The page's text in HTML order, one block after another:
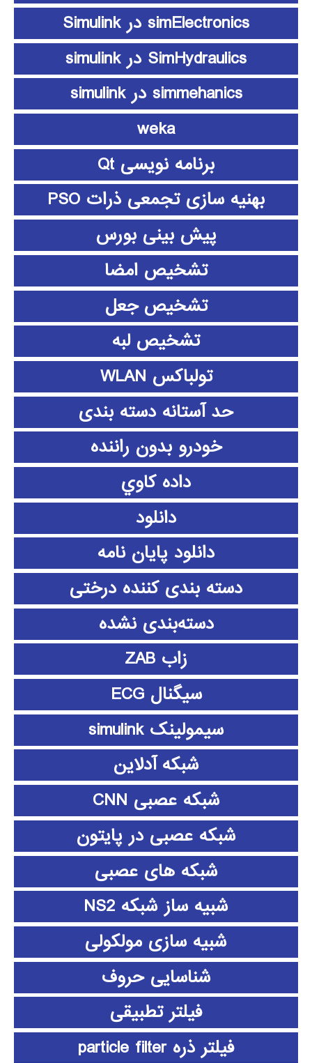
simElectronics در Simulink
SimHydraulics در simulink
simmehanics در simulink
weka
برنامه نویسی Qt
بهنیه سازی تجمعی ذرات PSO
پیش بینی بورس
تشخیص امضا
تشخیص جعل
تشخیص لبه
تولباکس WLAN
حد آستانه دسته بندی
خودرو بدون راننده
داده كاوي
دانلود
دانلود پايان نامه
دسته بندی کننده درختی
دسته‌بندی نشده
زاب ZAB
سیگنال ECG
سیمولینک simulink
شبکه آدلاین
شبکه عصبی CNN
شبکه عصبی در پایتون
شبکه های عصبی
شبیه ساز شبکه NS2
شبیه سازی مولکولی
شناسایی حروف
فیلتر تطبیقی
فیلتر ذره particle filter